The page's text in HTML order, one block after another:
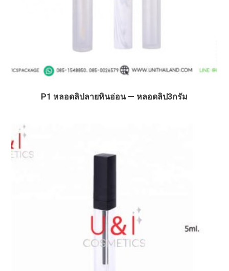
P1 หลอดลิปลายหินอ่อน — หลอดลิป3กรัม